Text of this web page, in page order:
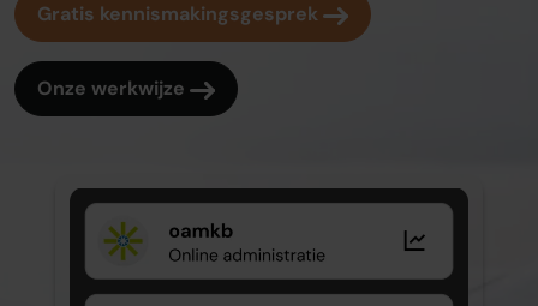
Gratis kennismakingsgesprek
Onze werkwijze